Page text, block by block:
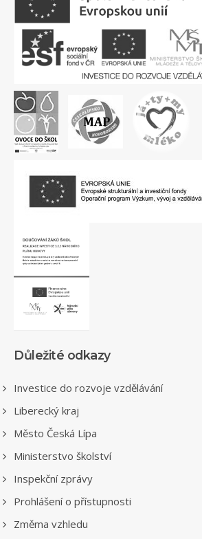
Důležité odkazy
Investice do rozvoje vzdělávání
Liberecký kraj
Město Česká Lípa
Ministerstvo školství
Inspekční zprávy
Prohlášení o přístupnosti
Změma vzhledu